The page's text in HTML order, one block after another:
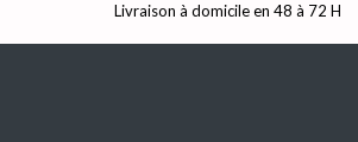
Livraison à domicile en 48 à 72 H